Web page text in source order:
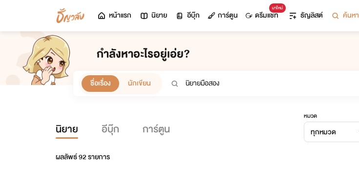
หน้าแรก นิยาย อีบุ๊ก การ์ตูน
มาใหม่
ดรีมแชท ธัญลิสต์ ค้นหา
กำลังหาอะไรอยู่เอ่ย?
ชื่อเรื่อง นักเขียน
นิยาย อีบุ๊ก การ์ตูน
หมวด
ทุกหมวด
ผลลัพธ์92รายการ